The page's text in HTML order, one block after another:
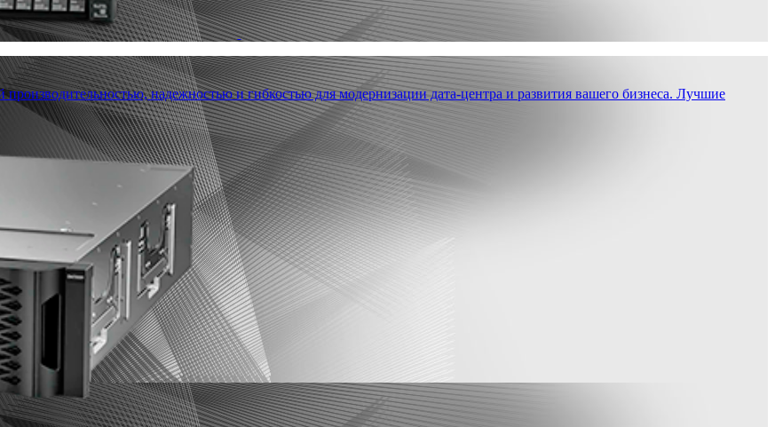
надежностью и гибкостью для модернизации дата-центра и развития вашего бизнеса. Лучшие